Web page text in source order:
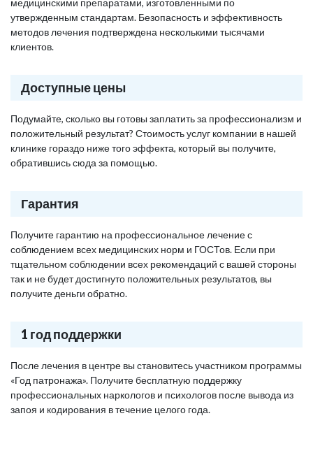
медицинскими препаратами, изготовленными по
утвержденным стандартам. Безопасность и эффективность
методов лечения подтверждена несколькими тысячами
клиентов.
Доступные цены
Подумайте, сколько вы готовы заплатить за профессионализм и
положительный результат? Стоимость услуг компании в нашей
клинике гораздо ниже того эффекта, который вы получите,
обратившись сюда за помощью.
Гарантия
Получите гарантию на профессиональное лечение с
соблюдением всех медицинских норм и ГОСТов. Если при
тщательном соблюдении всех рекомендаций с вашей стороны
так и не будет достигнуто положительных результатов, вы
получите деньги обратно.
1 год поддержки
После лечения в центре вы становитесь участником программы
«Год патронажа». Получите бесплатную поддержку
профессиональных наркологов и психологов после вывода из
запоя и кодирования в течение целого года.